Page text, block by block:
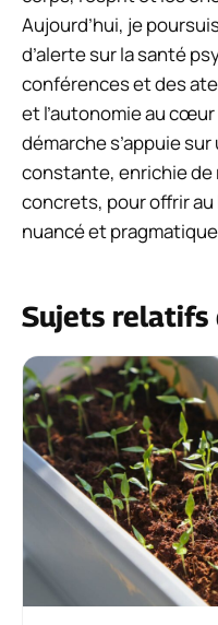
Aujourd’hui, je
d’alerte sur la santé
conférences et des
et l’autonomie au
démarche s’appuie
constante, enrichie de
concrets, pour offrir
nuancé et
Sujets relatifs